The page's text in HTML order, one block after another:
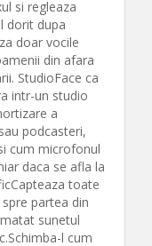
si regleaza
dorit dupa
doar vocile
din afara
StudioFace ca
intr-un studio
a
podcasteri,
cum microfonul
daca se afla la
toate
partea din
sunetul
l cum